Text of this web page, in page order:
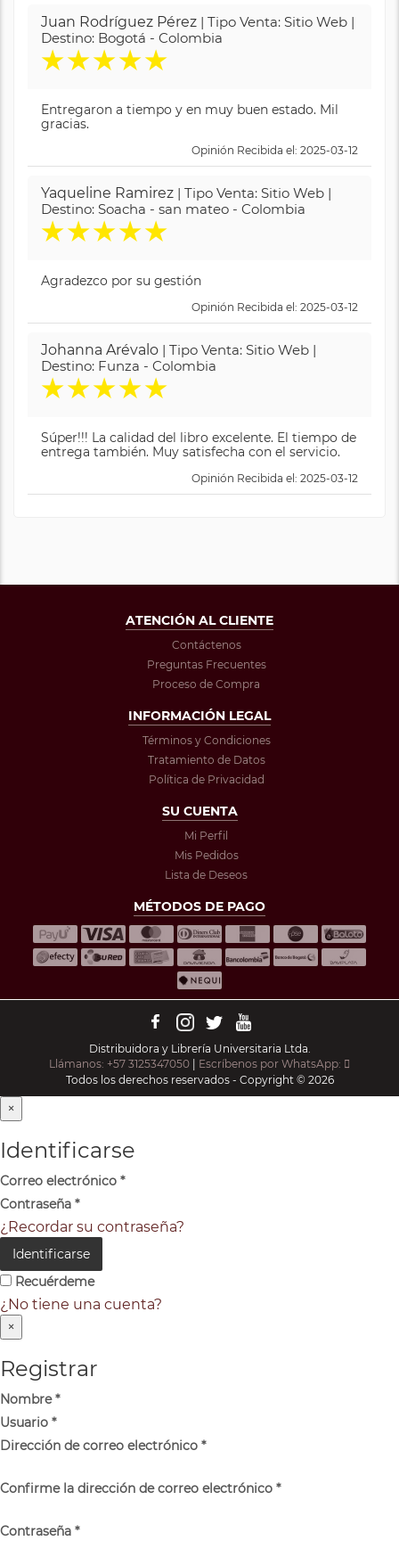
Juan Rodríguez Pérez | Tipo Venta: Sitio Web |
Destino: Bogotá - Colombia
★★★★★
Entregaron a tiempo y en muy buen estado. Mil
gracias.
Opinión Recibida el: 2025-03-12
Yaqueline Ramirez | Tipo Venta: Sitio Web |
Destino: Soacha - san mateo - Colombia
★★★★★
Agradezco por su gestión
Opinión Recibida el: 2025-03-12
Johanna Arévalo | Tipo Venta: Sitio Web |
Destino: Funza - Colombia
★★★★★
Súper!!! La calidad del libro excelente. El tiempo de
entrega también. Muy satisfecha con el servicio.
Opinión Recibida el: 2025-03-12
ATENCIÓN AL CLIENTE
Contáctenos
Preguntas Frecuentes
Proceso de Compra
INFORMACIÓN LEGAL
Términos y Condiciones
Tratamiento de Datos
Política de Privacidad
SU CUENTA
Mi Perfil
Mis Pedidos
Lista de Deseos
MÉTODOS DE PAGO
Distribuidora y Librería Universitaria Ltda.
Llámanos: +57 3125347050 | Escríbenos por WhatsApp:
Todos los derechos reservados - Copyright © 2026
×
Identificarse
Correo electrónico *
Contraseña *
¿Recordar su contraseña?
Identificarse
Recuérdeme
¿No tiene una cuenta?
×
Registrar
Nombre*
Usuario *
Dirección de correo electrónico *
Confirme la dirección de correo electrónico *
Contraseña *